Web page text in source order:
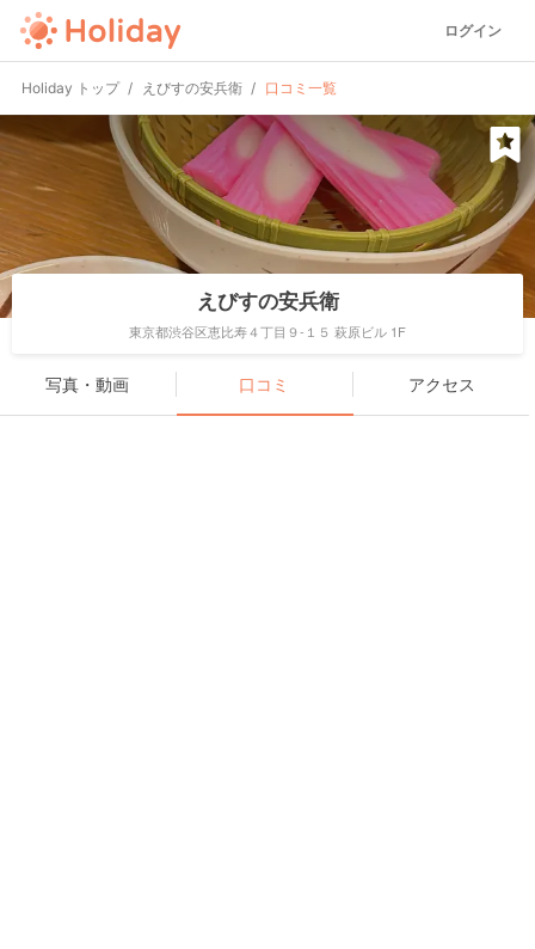
ログイン
Holiday トップ えびすの安兵衛 口コミ一覧
えびすの安兵衛
東京都渋谷区恵比寿４丁目９-１５ 萩原ビル 1F
写真・動画 口コミ アクセス